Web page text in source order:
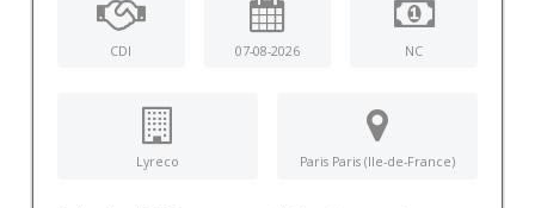
CDI 07-08-2026 NC
Lyreco Paris Paris (Ile-de-France)